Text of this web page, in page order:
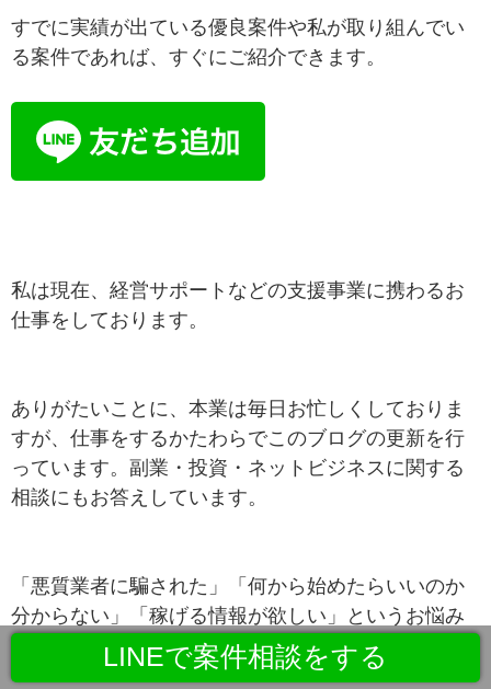
すでに実績が出ている優良案件や私が取り組んでい
る案件であれば、すぐにご紹介できます。
私は現在、経営サポートなどの支援事業に携わるお
仕事をしております。
ありがたいことに、本業は毎日お忙しくしておりま
すが、仕事をするかたわらでこのブログの更新を行
っています。副業・投資・ネットビジネスに関する
相談にもお答えしています。
「悪質業者に騙された」「何から始めたらいいのか
分からない」「稼げる情報が欲しい」というお悩み
に関する相談も増えています。
LINEで案件相談をする